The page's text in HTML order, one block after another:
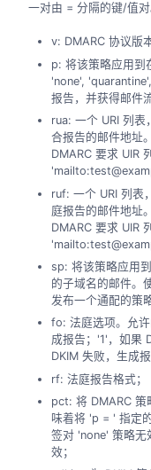
一对由 = 分隔的键/值对
v: DMARC 协议版
p: 将该策略应用到
'none',
报告，并获得邮件
rua: 一个 URI 列表
合报告的邮件地址
DMARC 要求 UIR
ruf: 一个 URI 列表
庭报告的邮件地址
DMARC 要求 UIR
sp: 将该策略应用
的子域名的邮件。
发布一个通配的策略
fo: 法庭选项。允
成报告；'1'，如果
DKIM 失败，生成
rf: 法庭报告格式；
pct: 将 DMARC
味着将 'p = ' 指定
签对 'none' 策略
效；